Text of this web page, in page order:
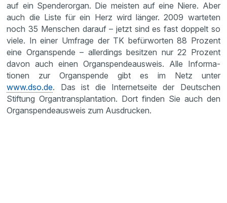
auf ein Spender­organ. Die meisten auf eine Niere. Aber
auch die Liste für ein Herz wird länger. 2009 warteten
noch 35 Menschen darauf – jetzt sind es fast doppelt so
viele. In einer Umfrage der TK befür­worten 88 Prozent
eine Organ­spende – aller­dings besitzen nur 22 Prozent
davon auch einen Organ­spen­de­aus­weis. Alle Infor­ma­
tionen zur Organ­spende gibt es im Netz unter
www.dso.de. Das ist die Internetseite der Deutschen
Stiftung Organtransplantation. Dort finden Sie auch den
Organspendeausweis zum Ausdru­cken.